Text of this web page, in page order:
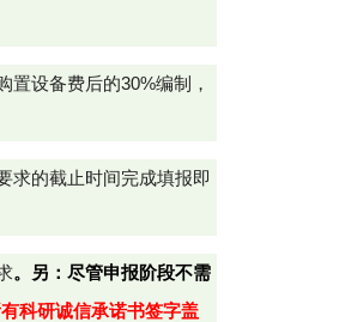
置设备费后的30%编制，
求的截止时间完成填报即
。
另：尽管申报阶段不需
科研诚信承诺书签字盖